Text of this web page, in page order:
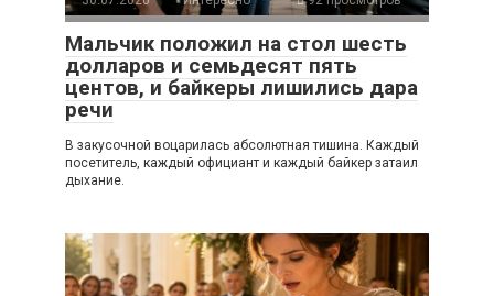
Мальчик положил на стол шесть
долларов и семьдесят пять
центов, и байкеры лишились дара
речи
В закусочной воцарилась абсолютная тишина. Каждый
посетитель, каждый официант и каждый байкер затаил
дыхание.